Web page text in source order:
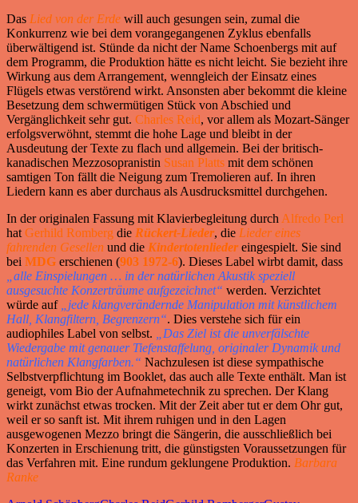
Das Lied von der Erde will auch gesungen sein, zumal die
Konkurrenz wie bei dem vorangegangenen Zyklus ebenfalls
überwältigend ist. Stünde da nicht der Name Schoenbergs mit auf
dem Programm, die Produktion hätte es nicht leicht. Sie bezieht ihre
Wirkung aus dem Arrangement, wenngleich der Einsatz eines
Flügels etwas verstörend wirkt. Ansonsten aber bekommt die kleine
Besetzung dem schwermütigen Stück von Abschied und
Vergänglichkeit sehr gut. Charles Reid, vor allem als Mozart-Sänger
erfolgsverwöhnt, stemmt die hohe Lage und bleibt in der
Ausdeutung der Texte zu flach und allgemein. Bei der britisch-
kanadischen Mezzosopranistin Susan Platts mit dem schönen
samtigen Ton fällt die Neigung zum Tremolieren auf. In ihren
Liedern kann es aber durchaus als Ausdrucksmittel durchgehen.
In der originalen Fassung mit Klavierbegleitung durch Alfredo Perl
hat Gerhild Romberg die Rückert-Lieder, die Lieder eines
fahrenden Gesellen und die Kindertotenliedereingespielt. Sie sind
bei MDG erschienen (903 1972-6). Dieses Label wirbt damit, dass
„alle Einspielungen … in der natürlichen Akustik speziell
ausgesuchte Konzerträume aufgezeichnet“ werden. Verzichtet
würde auf
„jede klangverändernde Manipulation mit künstlichem
Hall, Klangfiltern, Begrenzern“. Dies verstehe sich für ein
audiophiles Label von selbst.
„Das Ziel ist die unverfälschte
Wiedergabe mit genauer Tiefenstaffelung, originaler Dynamik und
natürlichen Klangfarben.“ Nachzulesen ist diese sympathische
Selbstverpflichtung im Booklet, das auch alle Texte enthält. Man ist
geneigt, vom Bio der Aufnahmetechnik zu sprechen. Der Klang
wirkt zunächst etwas trocken. Mit der Zeit aber tut er dem Ohr gut,
weil er so sanft ist. Mit ihrem ruhigen und in den Lagen
ausgewogenen Mezzo bringt die Sängerin, die ausschließlich bei
Konzerten in Erschienung tritt, die günstigsten Voraussetzungen für
das Verfahren mit. Eine rundum geklungene Produktion. Barbara
Ranke